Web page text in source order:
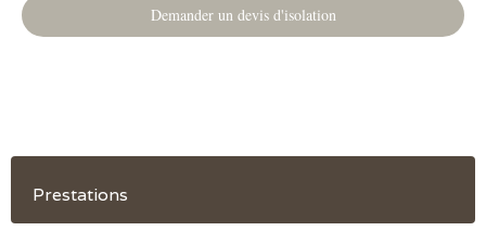
Demander un devis d'isolation
Prestations